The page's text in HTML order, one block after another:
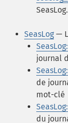
SeasLog.
SeasLog —
journal
de
mot-clé
du